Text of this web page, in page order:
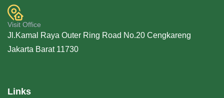
Visit Office
Jl.Kamal Raya Outer Ring Road No.20 Cengkareng
Jakarta Barat 11730
Links